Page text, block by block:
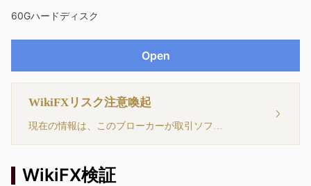
60Gハードディスク
Open
WikiFXリスク注意喚起
現在の情報は、このブローカーが取引ソフトウェアを持っていないことを示しています。注意してください！
WikiFX検証